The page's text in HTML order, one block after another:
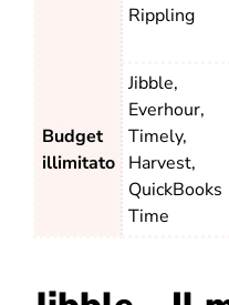
Rippling
Budget
illimitato
Jibble,
Everhour,
Timely,
Harvest,
QuickBooks
Time